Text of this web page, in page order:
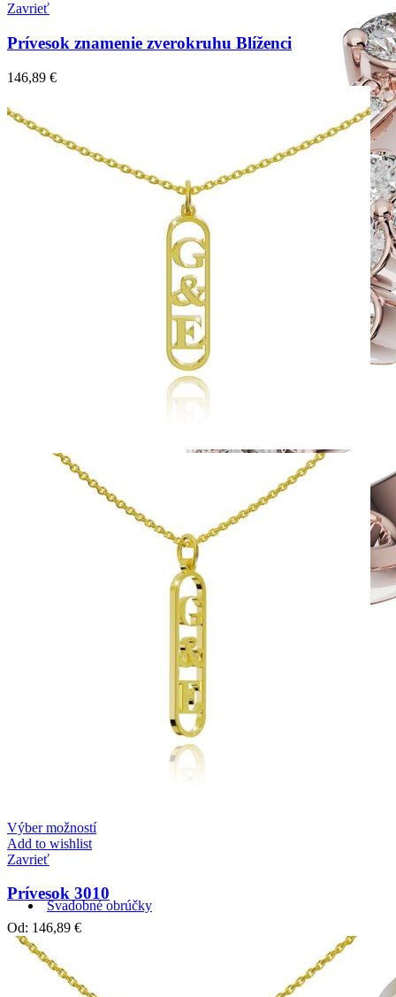
Svadobné obrúčky
Zavrieť
Prívesok znamenie zverokruhu Blíženci
146,89 €
Výber možností
Add to wishlist
Zavrieť
Prívesok 3010
Od: 146,89 €